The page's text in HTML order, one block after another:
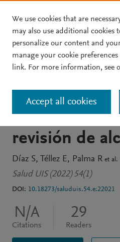
Skip to main content
JOURNAL ARTICLE OPEN ACCESS
Carga de la
costos en
exposición a
revisión de
Díaz S Téllez E Palma R et al.
Salud UIS (2022) 54(1)
DOI: 10.18273/saluduis.54.e:22021
N/A
Citations
29
Readers
We use cookies that are
may also use additional cookies
personalize our content and
manage your cookie
link. For more information, see
Accept all cookies